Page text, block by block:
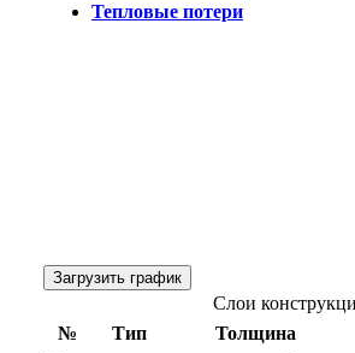
Тепловые потери
Загрузить график
Слои
№
Тип Толщина